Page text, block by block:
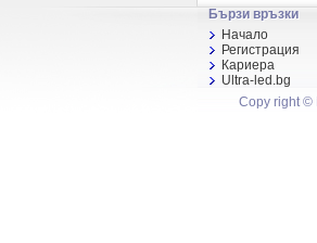
Бързи връзки
Начало
Регистрация
Кариера
Ultra-led.bg
Copy right ©